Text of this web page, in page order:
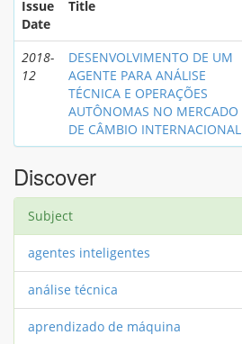
Issue
Date
Title
2018-
12
DESENVOLVIMENTO DE UM
AGENTE PARA ANÁLISE
TÉCNICA E OPERAÇÕES
AUTÔNOMAS NO MERCADO
DE CÂMBIO INTERNACIONAL
Discover
Subject
agentes inteligentes
análise técnica
aprendizado de máquina